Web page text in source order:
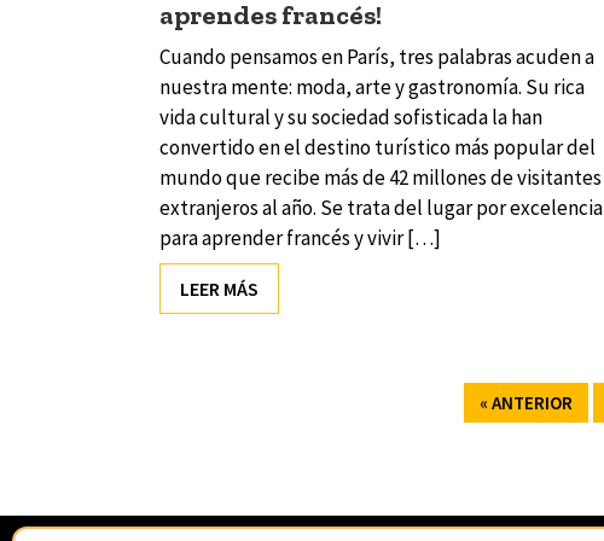
aprendes francés!
Cuando pensamos en París, tres palabras acuden a
nuestra mente: moda, arte y gastronomía. Su rica
vida cultural y su sociedad sofisticada la han
convertido en el destino turístico más popular del
mundo que recibe más de 42 millones de visitantes
extranjeros al año. Se trata del lugar por excelencia
para aprender francés y vivir […]
LEER MÁS
« ANTERIOR